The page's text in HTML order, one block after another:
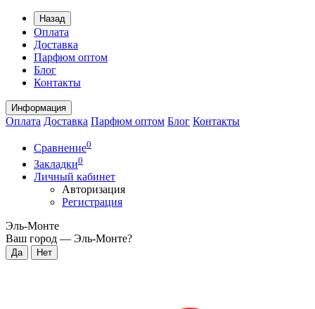
Назад
Оплата
Доставка
Парфюм оптом
Блог
Контакты
Информация
Оплата Доставка Парфюм оптом Блог Контакты
Сравнение0
Закладки0
Личный кабинет
Авторизация
Регистрация
Эль-Монте
Ваш город — Эль-Монте?